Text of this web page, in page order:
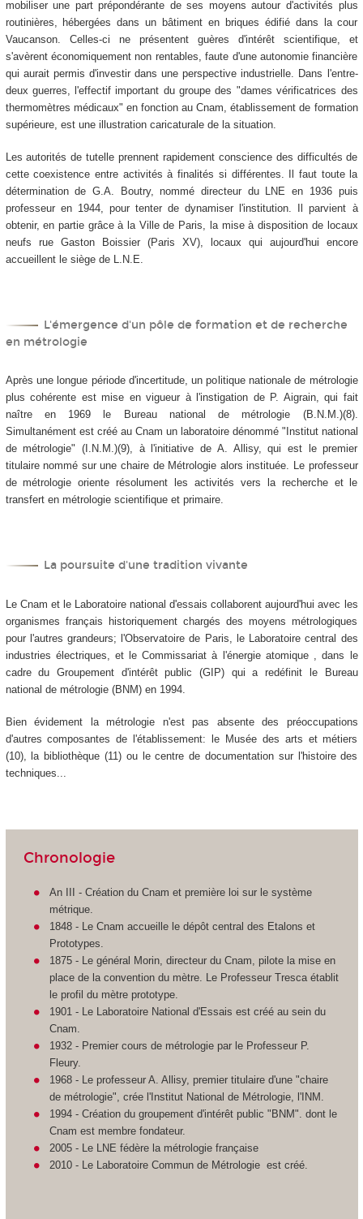
mobiliser une part prépondérante de ses moyens autour d'activités plus
routinières, hébergées dans un bâtiment en briques édifié dans la cour
Vaucanson. Celles-ci ne présentent guères d'intérêt scientifique, et
s'avèrent économiquement non rentables, faute d'une autonomie financière
qui aurait permis d'investir dans une perspective industrielle. Dans l'entre-
deux guerres, l'effectif important du groupe des "dames vérificatrices des
thermomètres médicaux" en fonction au Cnam, établissement de formation
supérieure, est une illustration caricaturale de la situation.
Les autorités de tutelle prennent rapidement conscience des difficultés de
cette coexistence entre activités à finalités si différentes. Il faut toute la
détermination de G.A. Boutry, nommé directeur du LNE en 1936 puis
professeur en 1944, pour tenter de dynamiser l'institution. Il parvient à
obtenir, en partie grâce à la Ville de Paris, la mise à disposition de locaux
neufs rue Gaston Boissier (Paris XV), locaux qui aujourd'hui encore
accueillent le siège de L.N.E.
L'émergence d'un pôle de formation et de recherche
en métrologie
Après une longue période d'incertitude, un politique nationale de métrologie
plus cohérente est mise en vigueur à l'instigation de P. Aigrain, qui fait
naître en 1969 le Bureau national de métrologie (B.N.M.)(8).
Simultanément est créé au Cnam un laboratoire dénommé "Institut national
de métrologie" (I.N.M.)(9), à l'initiative de A. Allisy, qui est le premier
titulaire nommé sur une chaire de Métrologie alors instituée. Le professeur
de métrologie oriente résolument les activités vers la recherche et le
transfert en métrologie scientifique et primaire.
La poursuite d'une tradition vivante
Le Cnam et le Laboratoire national d'essais collaborent aujourd'hui avec les
organismes français historiquement chargés des moyens métrologiques
pour l'autres grandeurs; l'Observatoire de Paris, le Laboratoire central des
industries électriques, et le Commissariat à l'énergie atomique , dans le
cadre du Groupement d'intérêt public (GIP) qui a redéfinit le Bureau
national de métrologie (BNM) en 1994.
Bien évidement la métrologie n'est pas absente des préoccupations
d'autres composantes de l'établissement: le Musée des arts et métiers
(10), la bibliothèque (11) ou le centre de documentation sur l'histoire des
techniques...
Chronologie
An III - Création du Cnam et première loi sur le système
métrique.
1848 - Le Cnam accueille le dépôt central des Etalons et
Prototypes.
1875 - Le général Morin, directeur du Cnam, pilote la mise en
place de la convention du mètre. Le Professeur Tresca établit
le profil du mètre prototype.
1901 - Le Laboratoire National d'Essais est créé au sein du
Cnam.
1932 - Premier cours de métrologie par le Professeur P.
Fleury.
1968 - Le professeur A. Allisy, premier titulaire d'une "chaire
de métrologie", crée l'Institut National de Métrologie, l'INM.
1994 - Création du groupement d'intérêt public "BNM". dont le
Cnam est membre fondateur.
2005 - Le LNE fédère la métrologie française
2010 - Le Laboratoire Commun de Métrologie est créé.